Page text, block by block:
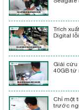
Trích
Digital
Giải cứu
40GB từ
Chỉ một
trước